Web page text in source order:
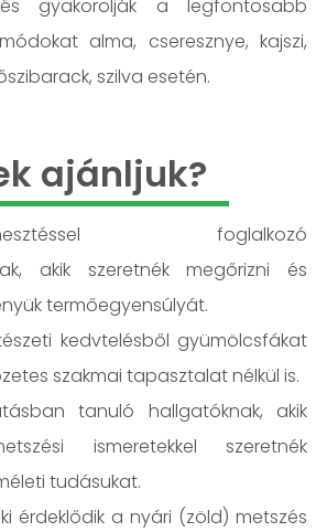
gyakorolják a legfontosabb
alma, cseresznye, kajszi,
szilva esetén.
ajánljuk?
foglalkozó
akik szeretnék megőrizni és
termőegyensúlyát.
kedvtelésből gyümölcsfákat
szakmai tapasztalat nélkül is.
tanuló hallgatóknak, akik
ismeretekkel szeretnék
tudásukat.
érdeklődik a nyári (zöld) metszés